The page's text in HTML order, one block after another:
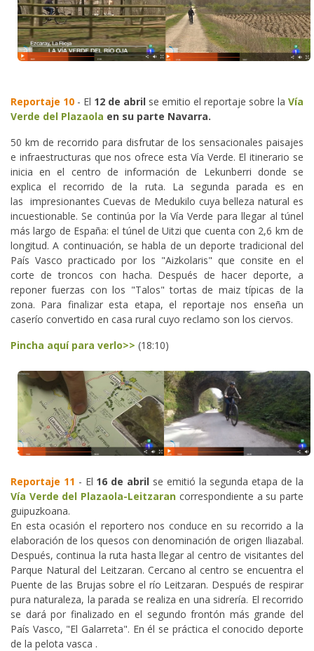
Reportaje 10 - El 12 de abril se emitio el reportaje sobre la Vía
Verde del Plazaola en su parte Navarra.
50 km de recorrido para disfrutar de los sensacionales paisajes
e infraestructuras que nos ofrece esta Vía Verde. El itinerario se
inicia en el centro de información de Lekunberri donde se
explica el recorrido de la ruta. La segunda parada es en
las impresionantes Cuevas de Medukilo cuya belleza natural es
incuestionable. Se continúa por la Vía Verde para llegar al túnel
más largo de España: el túnel de Uitzi que cuenta con 2,6 km de
longitud. A continuación, se habla de un deporte tradicional del
País Vasco practicado por los "Aizkolaris" que consite en el
corte de troncos con hacha. Después de hacer deporte, a
reponer fuerzas con los "Talos" tortas de maiz típicas de la
zona. Para finalizar esta etapa, el reportaje nos enseña un
caserío convertido en casa rural cuyo reclamo son los ciervos.
Pincha aquí para verlo>> (18:10)
Reportaje 11 - El 16 de abril se emitió la segunda etapa de la
Vía Verde del Plazaola-Leitzaran correspondiente a su parte
guipuzkoana.
En esta ocasión el reportero nos conduce en su recorrido a la
elaboración de los quesos con denominación de origen Iliazabal.
Después, continua la ruta hasta llegar al centro de visitantes del
Parque Natural del Leitzaran. Cercano al centro se encuentra el
Puente de las Brujas sobre el río Leitzaran. Después de respirar
pura naturaleza, la parada se realiza en una sidrería. El recorrido
se dará por finalizado en el segundo frontón más grande del
País Vasco, "El Galarreta". En él se práctica el conocido deporte
de la pelota vasca .